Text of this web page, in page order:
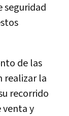
seguridad
de las
realizar la
recorrido
venta y